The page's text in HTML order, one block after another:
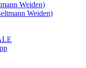
Weiden)
Weiden)